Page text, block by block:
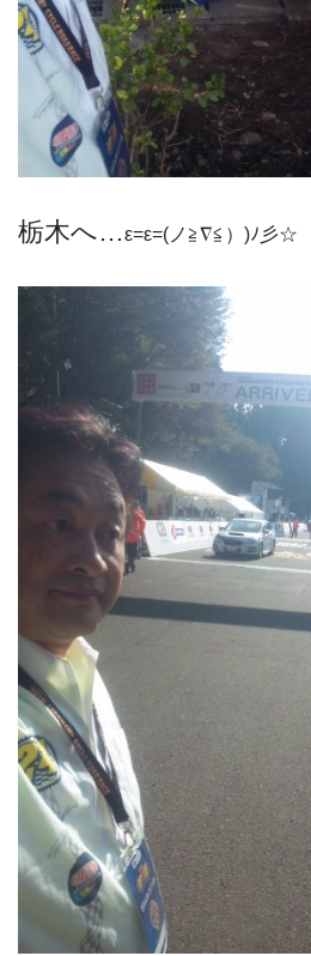
栃木へ…ε=ε=(ノ≧∇≦）)ﾉ彡☆